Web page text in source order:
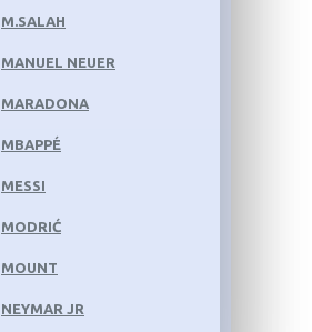
M.SALAH
MANUEL NEUER
MARADONA
MBAPPÉ
MESSI
MODRIĆ
MOUNT
NEYMAR JR